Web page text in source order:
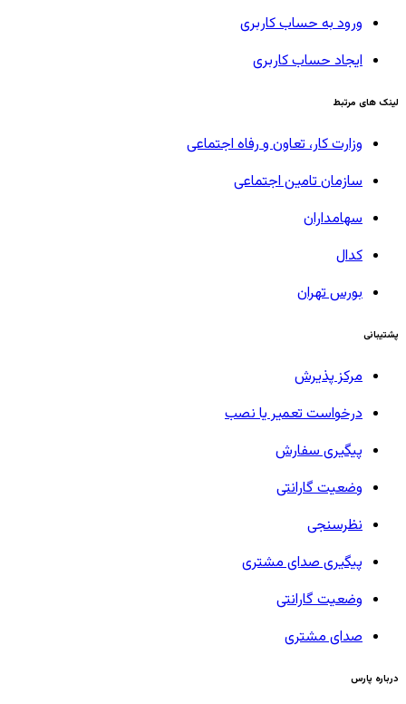
ورود به حساب کاربری
ایجاد حساب کاربری
لینک های مرتبط
وزارت کار، تعاون و رفاه اجتماعی
سازمان تامین اجتماعی
سهامداران
کدال
بورس تهران
پشتیبانی
مرکز پذیرش
درخواست تعمیر یا نصب
پیگیری سفارش
وضعیت گارانتی
نظرسنجی
پیگیری صدای مشتری
وضعیت گارانتی
صدای مشتری
درباره پارس